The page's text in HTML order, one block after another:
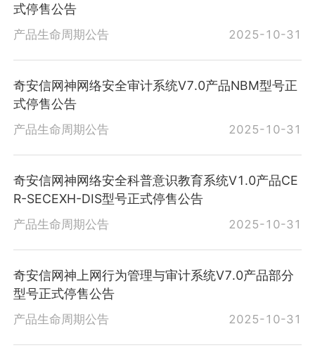
式停售公告
产品生命周期公告 2025-10-31
奇安信网神网络安全审计系统V7.0产品NBM型号正
式停售公告
产品生命周期公告 2025-10-31
奇安信网神网络安全科普意识教育系统V1.0产品CE
R-SECEXH-DIS型号正式停售公告
产品生命周期公告 2025-10-31
奇安信网神上网行为管理与审计系统V7.0产品部分
型号正式停售公告
产品生命周期公告 2025-10-31